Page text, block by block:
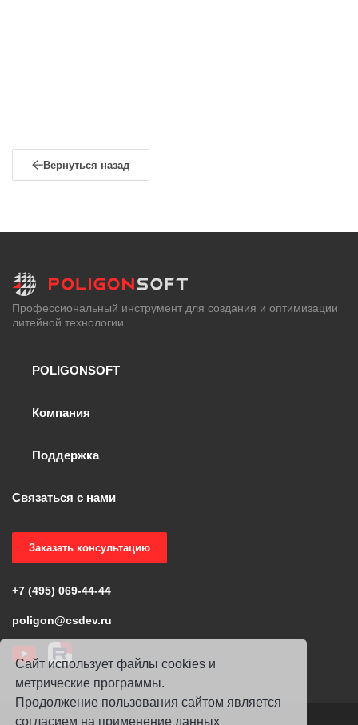
Сайт использует файлы cookies и
метрические программы.
Продолжение пользования сайтом является
согласием на применение данных
Вернуться назад
Профессиональный инструмент для создания и оптимизации
литейной технологии
POLIGONSOFT
Компания
Поддержка
Связаться с нами
Заказать консультацию
+7 (495) 069-44-44
poligon@csdev.ru